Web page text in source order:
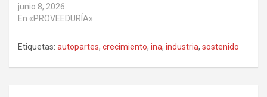
junio 8, 2026
En «PROVEEDURÍA»
Etiquetas: autopartes, crecimiento, ina, industria, sostenido